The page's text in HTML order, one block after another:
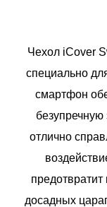
Чехол iCover
специально
смартфон
безупречную
отлично
досадных